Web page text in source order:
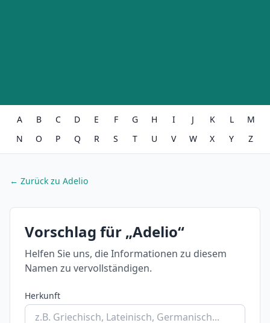
A B C D E F G H I J K L
M
N
O P Q R S T U V W X Y Z
← Zurück zu Adelio
Vorschlag für „Adelio“
Helfen Sie uns, die Informationen zu diesem
Namen zu vervollständigen.
Herkunft